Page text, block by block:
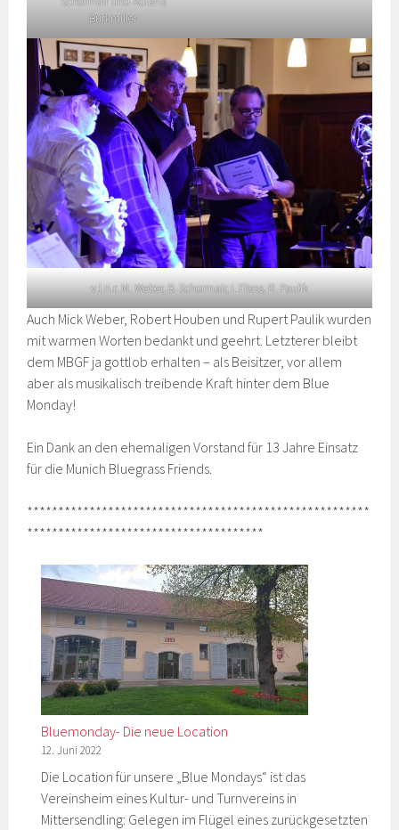
Bürkmiller
v.l.n.r. M. Weber, B. Schormair, I. Fliess, R. Paulik
Auch Mick Weber, Robert Houben und Rupert Paulik wurden
mit warmen Worten bedankt und geehrt. Letzterer bleibt
dem MBGF ja gottlob erhalten – als Beisitzer, vor allem
aber als musikalisch treibende Kraft hinter dem Blue
Monday!
Ein Dank an den ehemaligen Vorstand für 13 Jahre Einsatz
für die Munich Bluegrass Friends.
*******************************************************
**************************************
Bluemonday- Die neue Location
12. Juni 2022
Die Location für unsere „Blue Mondays“ ist das
Vereinsheim eines Kultur- und Turnvereins in
Mittersendling: Gelegen im Flügel eines zurückgesetzten